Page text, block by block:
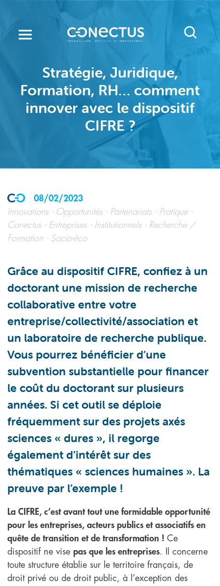
contenu
Stratégie, Juridique,
Formation, RH… comment
innover avec le dispositif
CIFRE ?
08/02/2023
Innovations
Opportunités Partenariats
Pratique
Conectus
Entreprises Institutionnels
Recherche /
Formation
Socio-éco
Grâce au dispositif CIFRE, confiez à un
doctorant une mission de recherche
collaborative entre votre
entreprise/collectivité/association et
un laboratoire de recherche publique.
Vous pourrez bénéficier d’une
subvention substantielle pour financer
le coût du doctorant sur plusieurs
années. Si cet outil se déploie
fréquemment sur des projets axés
sciences « dures », il regorge
également d’intérêt sur des
thématiques « sciences humaines ». La
preuve par l’exemple !
La CIFRE, c’est avant tout une formidable opportunité
pour les entreprises, acteurs publics et associatifs en
quête de transition et de transformation ! Ce
dispositif ne vise pas que les entreprises. Il concerne
toute structure établie sur le territoire français, de
droit privé ou de droit public, à l’exception des